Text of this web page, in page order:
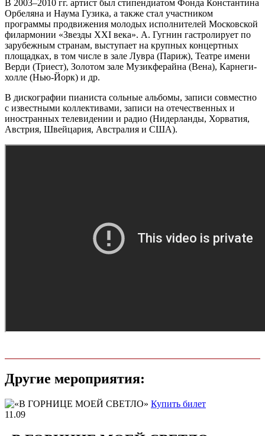
В 2003–2010 гг. артист был стипендиатом Фонда Константина
Орбеляна и Наума Гузика, а также стал участником
программы продвижения молодых исполнителей Московской
филармонии «Звезды XXI века». А. Гугнин гастролирует по
зарубежным странам, выступает на крупных концертных
площадках, в том числе в зале Лувра (Париж), Театре имени
Верди (Триест), Золотом зале Музикферайна (Вена), Карнеги-
холле (Нью-Йорк) и др.
В дискографии пианиста сольные альбомы, записи совместно
с известными коллективами, записи на отечественных и
иностранных телевидении и радио (Нидерланды, Хорватия,
Австрия, Швейцария, Австралия и США).
Другие мероприятия:
Купить билет
11.09